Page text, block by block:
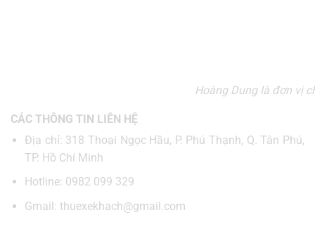
Hoàng Dung là đơn vị
CÁC THÔNG TIN LIÊN HỆ
Địa chỉ: 318 Thoại Ngọc Hầu, P. Phú Thạnh, Q. Tân Phú,
TP. Hồ Chí Minh
Hotline: 0982 099 329
Gmail: thuexekhach@gmail.com